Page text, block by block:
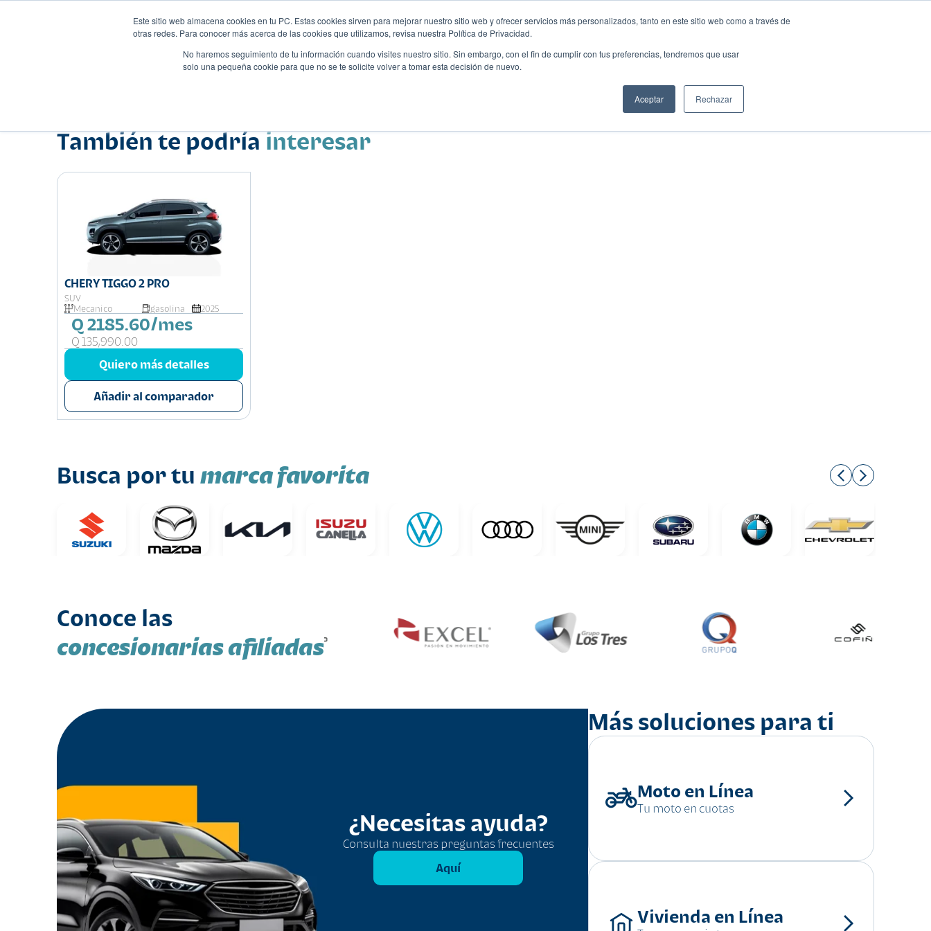
Este sitio web almacena cookies en tu PC. Estas cookies sirven para mejorar nuestro sitio web y ofrecer servicios más personalizados, tanto en este sitio web como a través de
otras redes. Para conocer más acerca de las cookies que utilizamos, revisa nuestra Política de Privacidad.
No haremos seguimiento de tu información cuando visites nuestro sitio. Sin embargo, con el fin de cumplir con tus preferencias, tendremos que usar
solo una pequeña cookie para que no se te solicite volver a tomar esta decisión de nuevo.
Aceptar Rechazar
Compartir:
También te podría interesar
CHERY TIGGO 2 PRO
SUV
Mecanico
gasolina 2025
Q 2185.60/mes
Q 135,990.00
Quiero más detalles
Añadir al comparador
Busca por tu marca favorita
Conoce las
concesionarias afiliadas
¿Necesitas ayuda?
Consulta nuestras preguntas frecuentes
Aquí
Más soluciones para ti
Moto en Línea
Tu moto en cuotas
Vivienda en Línea